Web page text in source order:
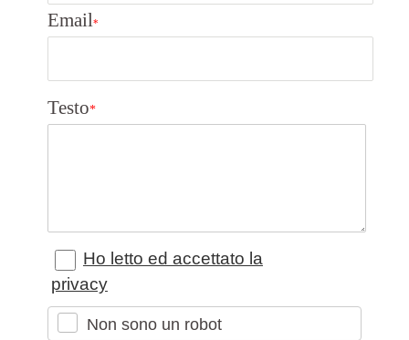
Email*
Testo*
Ho letto ed accettato la
privacy
Non sono un robot